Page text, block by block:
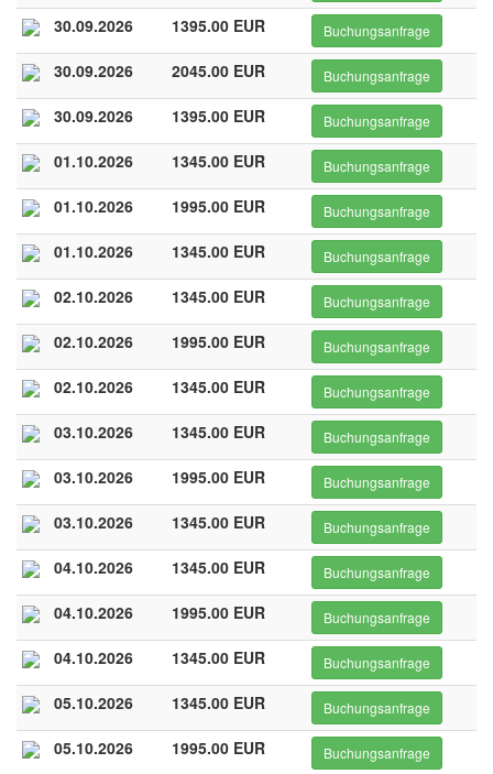
30.09.2026 1395.00 EUR Buchungsanfrage
30.09.2026 2045.00 EUR Buchungsanfrage
30.09.2026 1395.00 EUR Buchungsanfrage
01.10.2026 1345.00 EUR Buchungsanfrage
01.10.2026 1995.00 EUR Buchungsanfrage
01.10.2026 1345.00 EUR Buchungsanfrage
02.10.2026 1345.00 EUR Buchungsanfrage
02.10.2026 1995.00 EUR Buchungsanfrage
02.10.2026 1345.00 EUR Buchungsanfrage
03.10.2026 1345.00 EUR Buchungsanfrage
03.10.2026 1995.00 EUR Buchungsanfrage
03.10.2026 1345.00 EUR Buchungsanfrage
04.10.2026 1345.00 EUR Buchungsanfrage
04.10.2026 1995.00 EUR Buchungsanfrage
04.10.2026 1345.00 EUR Buchungsanfrage
05.10.2026 1345.00 EUR Buchungsanfrage
05.10.2026 1995.00 EUR Buchungsanfrage